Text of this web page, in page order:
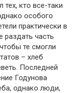
кто все-таки
особого
практически в
раздать часть
те смогли
– хлеб
Последней
Годунова
однако люди,